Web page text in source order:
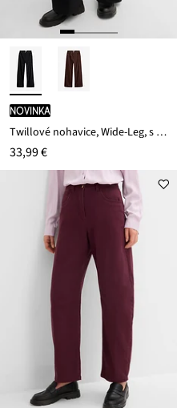
novinka
Twillové nohavice, Wide-Leg, s vysokým pásom
33,99 €